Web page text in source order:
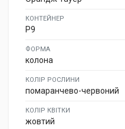
КОНТЕЙНЕР
P9
ФОРМА
колона
КОЛІР РОСЛИНИ
помаранчево-червоний
КОЛІР КВІТКИ
жовтий